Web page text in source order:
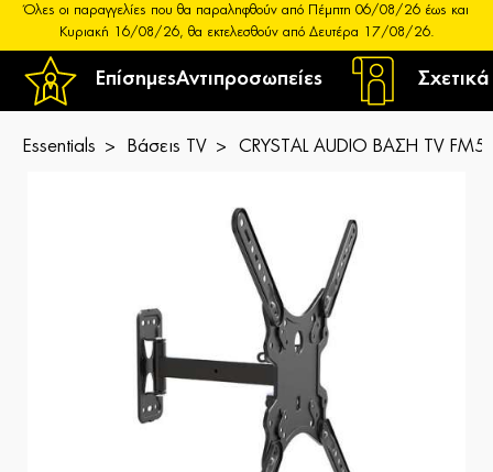
ΕπίσημεςΑντιπροσωπείες
Όλες οι παραγγελίες που θα παραληφθούν από Πέμπτη 06/08/26 έως και
Κυριακή 16/08/26, θα εκτελεσθούν από Δευτέρα 17/08/26.
Essentials Βάσεις TV CRYSTAL AUDIO ΒΑΣΗ TV